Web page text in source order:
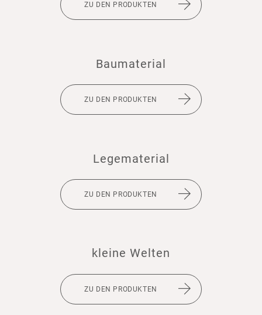
ZU DEN PRODUKTEN
Bauma­te­rial
ZU DEN PRODUKTEN
Lege­ma­te­rial
ZU DEN PRODUKTEN
kleine Welten
ZU DEN PRODUKTEN